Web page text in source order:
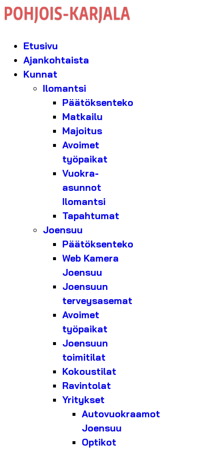
Etusivu
Ajankohtaista
Kunnat
Ilomantsi
Päätöksenteko
Matkailu
Majoitus
Avoimet
työpaikat
Vuokra-
asunnot
Ilomantsi
Tapahtumat
Joensuu
Päätöksenteko
Web Kamera
Joensuu
Joensuun
terveysasemat
Avoimet
työpaikat
Joensuun
toimitilat
Kokoustilat
Ravintolat
Yritykset
Autovuokraamot
Joensuu
Optikot